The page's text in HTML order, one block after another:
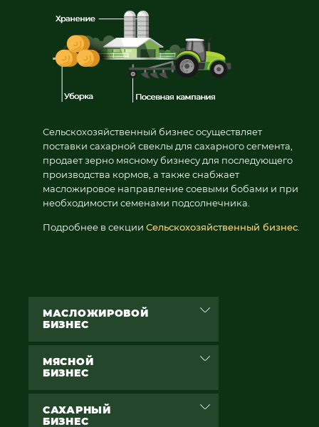
Сельскохозяйственный бизнес осуществляет
поставки сахарной свеклы для сахарного сегмента,
продает зерно мясному бизнесу для последующего
производства кормов, а также снабжает
масложировое направление соевыми бобами и при
необходимости семенами подсолнечника.
Подробнее в секции Сельскохозяйственный бизнес
МАСЛОЖИРОВОЙ
БИЗНЕС
МЯСНОЙ
БИЗНЕС
САХАРНЫЙ
БИЗНЕС